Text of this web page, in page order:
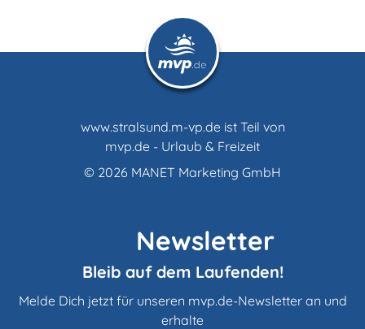
www.stralsund.m-vp.de ist Teil von
mvp.de - Urlaub & Freizeit
© 2026 MANET Marketing GmbH
Newsletter
Bleib auf dem Laufenden!
Melde Dich jetzt für unseren mvp.de-Newsletter an und
erhalte